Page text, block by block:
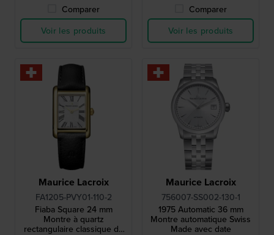
Comparer
Voir les produits
Comparer
Voir les produits
Maurice Lacroix
FA1205-PVY01-110-2
Fiaba Square 24 mm
Montre à quartz
rectangulaire classique de
Maurice Lacroix
756007-SS002-130-1
1975 Automatic 36 mm
Montre automatique Swiss
Made avec date